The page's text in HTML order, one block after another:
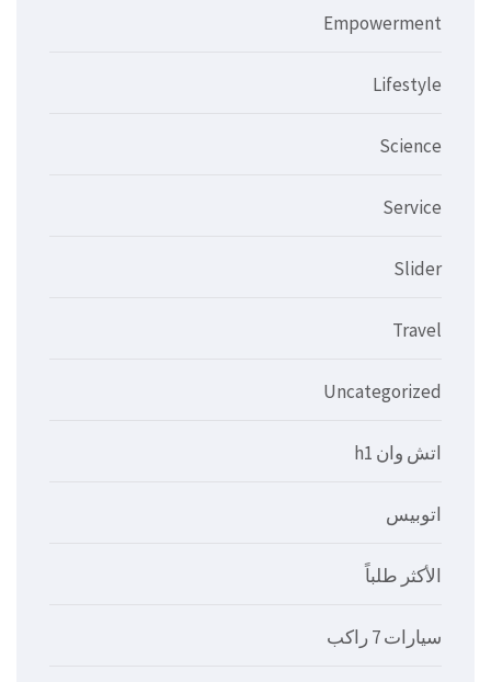
Empowerment
Lifestyle
Science
Service
Slider
Travel
Uncategorized
اتش وان h1
اتوبيس
الأكثر طلباً
سيارات 7 راكب